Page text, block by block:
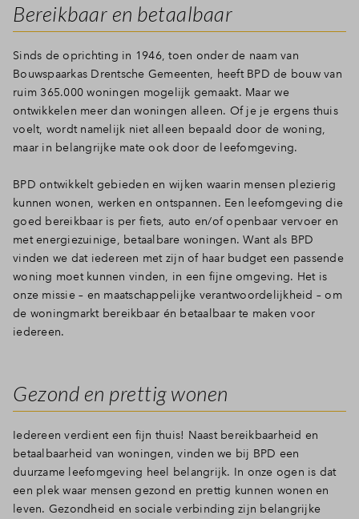
Bereikbaar en betaalbaar
Sinds de oprichting in 1946, toen onder de naam van
Bouwspaarkas Drentsche Gemeenten, heeft BPD de bouw van
ruim 365.000 woningen mogelijk gemaakt. Maar we
ontwikkelen meer dan woningen alleen. Of je je ergens thuis
voelt, wordt namelijk niet alleen bepaald door de woning,
maar in belangrijke mate ook door de leefomgeving.
BPD ontwikkelt gebieden en wijken waarin mensen plezierig
kunnen wonen, werken en ontspannen. Een leefomgeving die
goed bereikbaar is per fiets, auto en/of openbaar vervoer en
met energiezuinige, betaalbare woningen. Want als BPD
vinden we dat iedereen met zijn of haar budget een passende
woning moet kunnen vinden, in een fijne omgeving. Het is
onze missie – en maatschappelijke verantwoordelijkheid – om
de woningmarkt bereikbaar én betaalbaar te maken voor
iedereen.
Gezond en prettig wonen
Iedereen verdient een fijn thuis! Naast bereikbaarheid en
betaalbaarheid van woningen, vinden we bij BPD een
duurzame leefomgeving heel belangrijk. In onze ogen is dat
een plek waar mensen gezond en prettig kunnen wonen en
leven. Gezondheid en sociale verbinding zijn belangrijke